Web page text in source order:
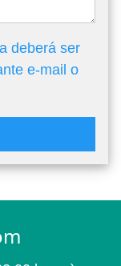
deberá ser
e-mail o